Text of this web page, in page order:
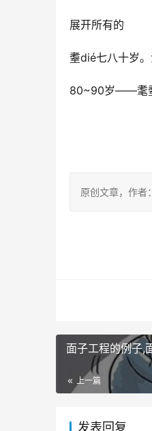
展开所有的
耋dié七八十岁。
80~90岁——耄
原创文章，作
面子工程的例子,
上一篇
发表回复